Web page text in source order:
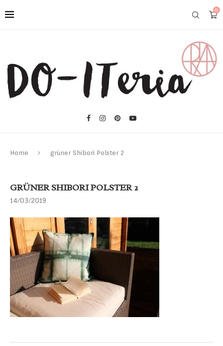
0
Home grüner Shibori Polster 2
GRÜNER SHIBORI POLSTER 2
14/03/2019